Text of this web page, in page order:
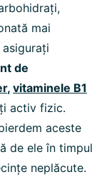
mai
de
, vitaminele B1
activ fizic.
aceste
de ele în timpul
neplăcute.